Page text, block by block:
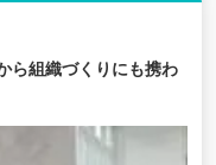
ら組織づくりにも携わ